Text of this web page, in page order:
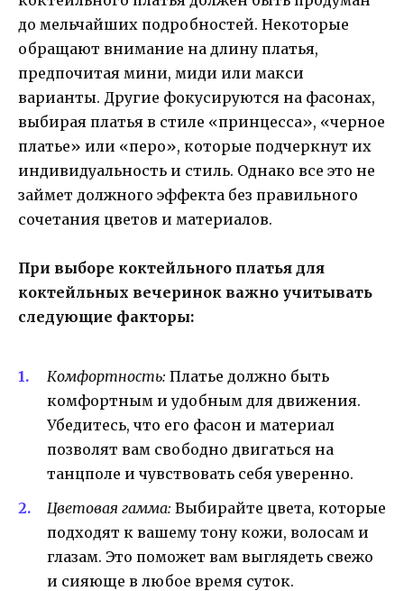
до мельчайших подробностей. Некоторые
обращают внимание на длину платья,
предпочитая мини, миди или макси
варианты. Другие фокусируются на фасонах,
выбирая платья в стиле «принцесса», «черное
платье» или «перо», которые подчеркнут их
индивидуальность и стиль. Однако все это не
займет должного эффекта без правильного
сочетания цветов и материалов.
При выборе коктейльного платья для
коктейльных вечеринок важно учитывать
следующие факторы:
Комфортность: Платье должно быть
комфортным и удобным для движения.
Убедитесь, что его фасон и материал
позволят вам свободно двигаться на
танцполе и чувствовать себя уверенно.
Цветовая гамма: Выбирайте цвета, которые
подходят к вашему тону кожи, волосам и
глазам. Это поможет вам выглядеть свежо
и сияюще в любое время суток.